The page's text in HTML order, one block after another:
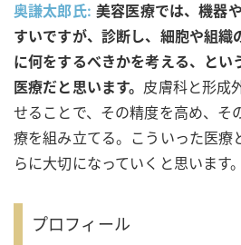
奥謙太郎氏: 美容医療では、機器
すいですが、診断し、細胞や組織
に何をするべきかを考える、とい
医療だと思います。 皮膚科と形成
せることで、その精度を高め、そ
療を組み立てる。こういった医療
らに大切になっていくと思います
プロフィール